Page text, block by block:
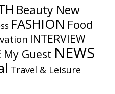
Beauty New
FASHION Food
INTERVIEW
My​ Guest NEWS
Travel & Leisure